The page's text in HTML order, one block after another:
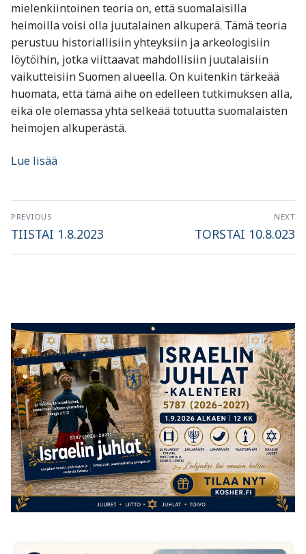
mielenkiintoinen teoria on, että suomalaisilla
heimoilla voisi olla juutalainen alkuperä. Tämä teoria
perustuu historiallisiin yhteyksiin ja arkeologisiin
löytöihin, jotka viittaavat mahdollisiin juutalaisiin
vaikutteisiin Suomen alueella. On kuitenkin tärkeää
huomata, että tämä aihe on edelleen tutkimuksen alla,
eikä ole olemassa yhtä selkeää totuutta suomalaisten
heimojen alkuperästä.
Lue lisää
Artikkelien
selaus
PREVIOUS
Previous
TIISTAI 1.8.2023
NEXT
Next
TORSTAI 10.8.023